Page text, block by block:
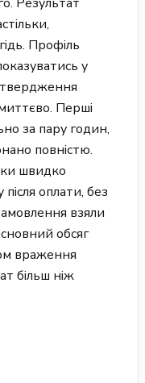
Профіль
у
Перші
за пару годин,
повністю.
швидко
оплати, без
взяли
обсяг
враження
більш ніж